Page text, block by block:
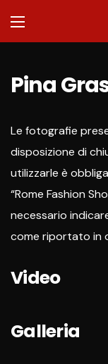
Pina
Le fotografie
disposizione di
utilizzarle è
“Rome Fashion
necessario
come riportato in
Video
Galleria